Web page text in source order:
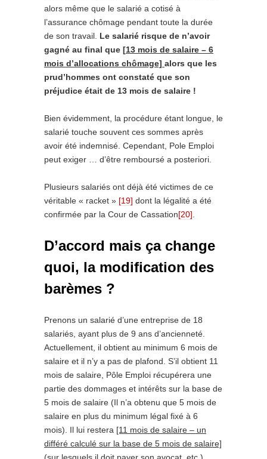
alors même que le salarié a cotisé à
l’assurance chômage pendant toute la durée
de son travail. Le salarié risque de n’avoir
gagné au final que [13 mois de salaire – 6
mois d’allocations chômage] alors que les
prud’hommes ont constaté que son
préjudice était de 13 mois de salaire !
Bien évidemment, la procédure étant longue, le
salarié touche souvent ces sommes après
avoir été indemnisé. Cependant, Pole Emploi
peut exiger … d’être remboursé a posteriori.
Plusieurs salariés ont déjà été victimes de ce
véritable « racket » [19] dont la légalité a été
confirmée par la Cour de Cassation[20]
D’accord mais ça change
quoi, la modification des
barèmes ?
Prenons un salarié d’une entreprise de 18
salariés, ayant plus de 9 ans d’ancienneté.
Actuellement, il obtient au minimum 6 mois de
salaire et il n’y a pas de plafond. S’il obtient 11
mois de salaire, Pôle Emploi récupérera une
partie des dommages et intérêts sur la base de
5 mois de salaire (Il n’a obtenu que 5 mois de
salaire en plus du minimum légal fixé à 6
mois). Il lui restera [11 mois de salaire – un
différé calculé sur la base de 5 mois de salaire]